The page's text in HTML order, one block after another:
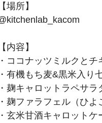
【場所】
【内容】
・ココナッツミルクと
・有機もち麦&黒米入り
・麹キャロットラペサラ
・麹ファラフェル（ひよ
・玄米甘酒キャロット